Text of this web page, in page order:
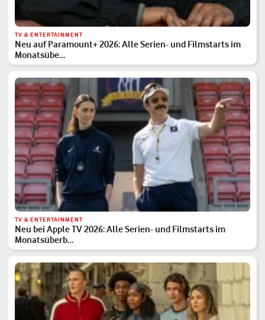
TV & ENTERTAINMENT
Neu auf Paramount+ 2026: Alle Serien- und Filmstarts im
Monatsübe…
TV & ENTERTAINMENT
Neu bei Apple TV 2026: Alle Serien- und Filmstarts im
Monatsüberb…